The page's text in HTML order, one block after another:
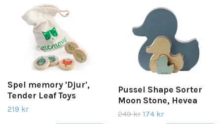
Spel memory 'Djur',
Tender Leaf Toys
219 kr
Pussel Shape Sorter
Moon Stone, Hevea
249 kr 174 kr